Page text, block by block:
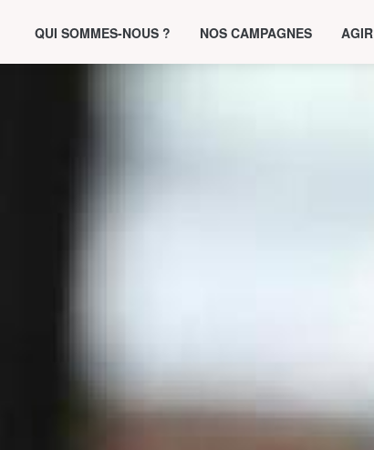
QUI SOMMES-NOUS ? NOS CAMPAGNES AGIR